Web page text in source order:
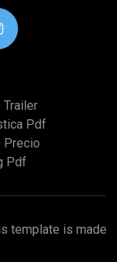
Pdf
Precio
Pdf
template is made